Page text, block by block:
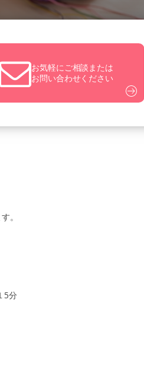
お気軽にご相談または
お問い合わせください
。
5分